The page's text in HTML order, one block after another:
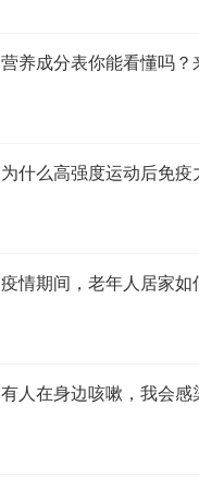
营养成分表你能看懂吗？
为什么高强度运动后免疫
疫情期间，老年人居家如
有人在身边咳嗽，我会感